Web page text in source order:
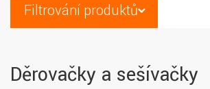
Filtrování produktů
Děrovačky a sešívačky